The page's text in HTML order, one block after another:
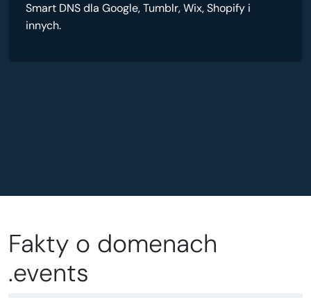
Smart DNS dla Google, Tumblr, Wix, Shopify i
innych.
Fakty o domenach
.events